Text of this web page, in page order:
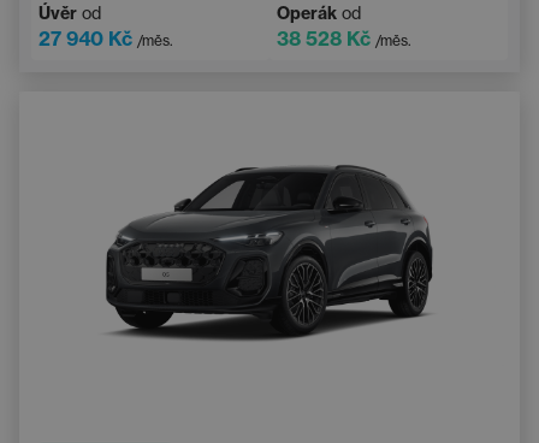
Úvěr od
27 940 Kč /měs.
Operák od
38 528 Kč /měs.